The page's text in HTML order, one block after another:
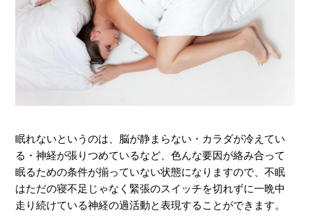
眠れないというのは、脳が静まらない・カラダが冷えてい
る・神経が張りつめているなど、色んな要因が絡み合って
眠るための条件が揃っていない状態になりますので、不眠
はただの寝不足じゃなく緊張のスイッチを切れずに一晩中
走り続けている神経の過活動と表現することができます。